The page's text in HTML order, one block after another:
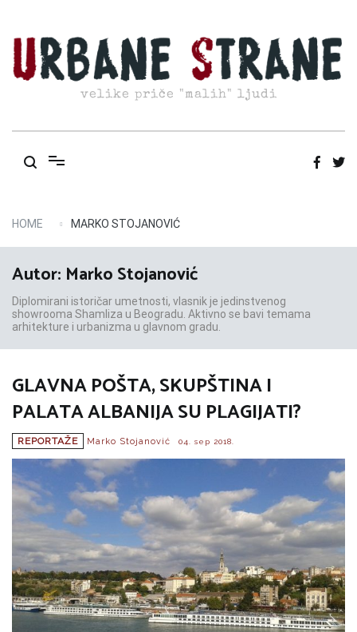
content
velike priče "malih" ljudi
HOME MARKO STOJANOVIĆ
Autor: Marko Stojanović
Diplomirani istoričar umetnosti, vlasnik je jedinstvenog
showrooma Shamliza u Beogradu. Aktivno se bavi temama
arhitekture i urbanizma u glavnom gradu.
GLAVNA POŠTA, SKUPŠTINA I
PALATA ALBANIJA SU PLAGIJATI?
REPORTAŽE Marko Stojanović 04. sep 2018.